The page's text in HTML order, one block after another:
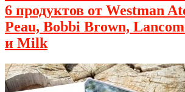
6 продуктов от Westman
Peau, Bobbi Brown,
и Milk